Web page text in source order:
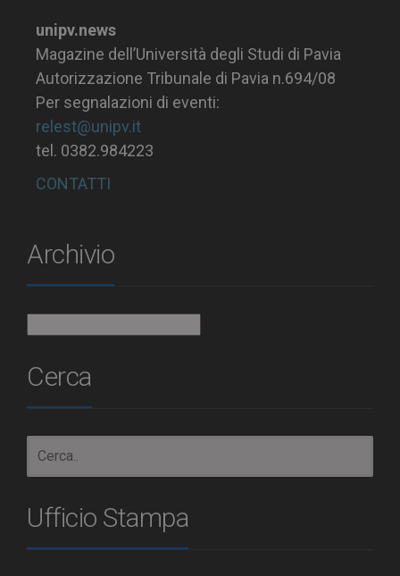
unipv.news
Magazine dell’Università degli Studi di Pavia
Autorizzazione Tribunale di Pavia n.694/08
Per segnalazioni di eventi:
relest@unipv.it
tel. 0382.984223
CONTATTI
Archivio
Cerca
Ufficio Stampa